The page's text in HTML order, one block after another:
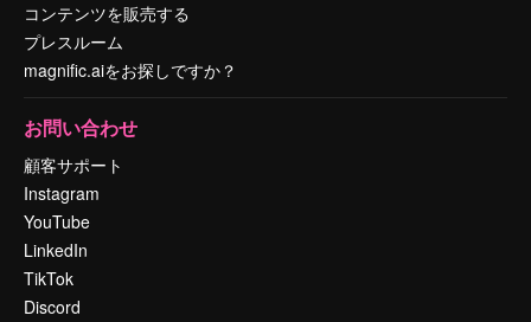
コンテンツを販売する
プレスルーム
magnific.aiをお探しですか？
お問い合わせ
顧客サポート
Instagram
YouTube
LinkedIn
TikTok
Discord